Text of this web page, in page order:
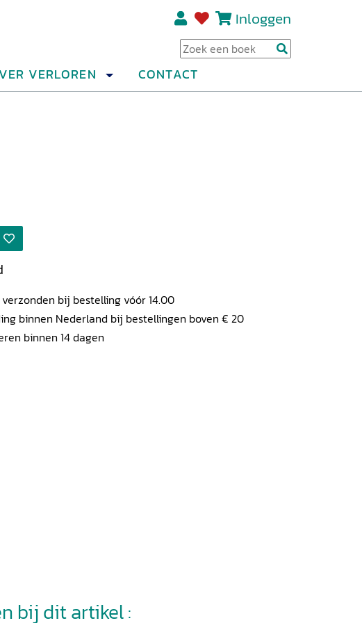
Inloggen
VERLOREN CONTACT
bij bestelling vóór 14.00
binnen Nederland bij bestellingen boven € 20
binnen 14 dagen
bij dit artikel :